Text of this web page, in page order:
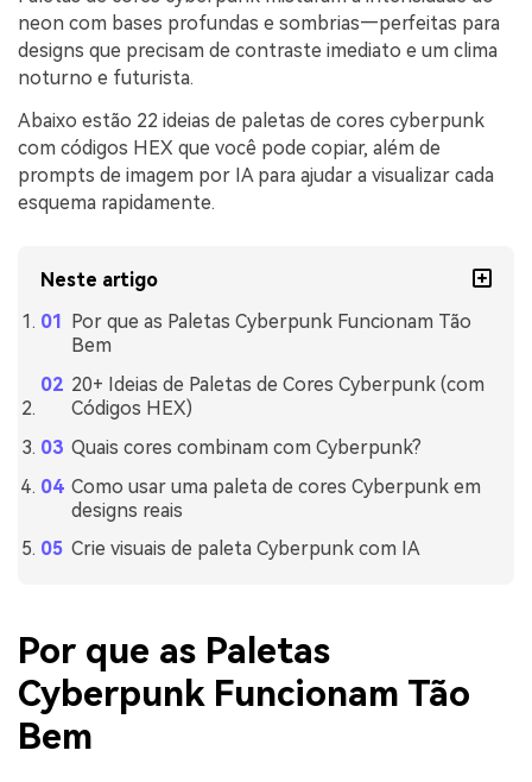
neon com bases profundas e sombrias—perfeitas para
designs que precisam de contraste imediato e um clima
noturno e futurista.
Abaixo estão 22 ideias de paletas de cores cyberpunk
com códigos HEX que você pode copiar, além de
prompts de imagem por IA para ajudar a visualizar cada
esquema rapidamente.
Neste artigo
Por que as Paletas Cyberpunk Funcionam Tão
Bem
20+ Ideias de Paletas de Cores Cyberpunk (com
Códigos HEX)
Quais cores combinam com Cyberpunk?
Como usar uma paleta de cores Cyberpunk em
designs reais
Crie visuais de paleta Cyberpunk com IA
Por que as Paletas
Cyberpunk Funcionam Tão
Bem